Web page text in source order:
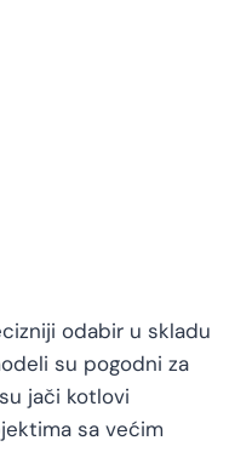
odabir u skladu
su pogodni za
jači kotlovi
sa većim